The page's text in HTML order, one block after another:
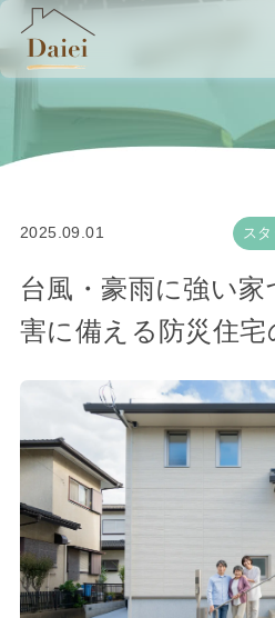
2025.09.01 ス
台風・豪雨に強い
害に備える防災住